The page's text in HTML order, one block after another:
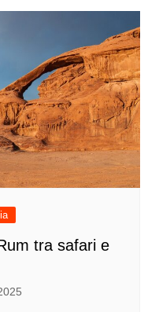
tra safari e